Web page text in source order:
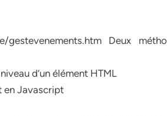
gestevenements.htm Deux
d’un élément HTML
en Javascript